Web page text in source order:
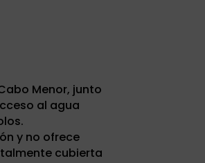
Menor, junto
al agua
y no ofrece
cubierta